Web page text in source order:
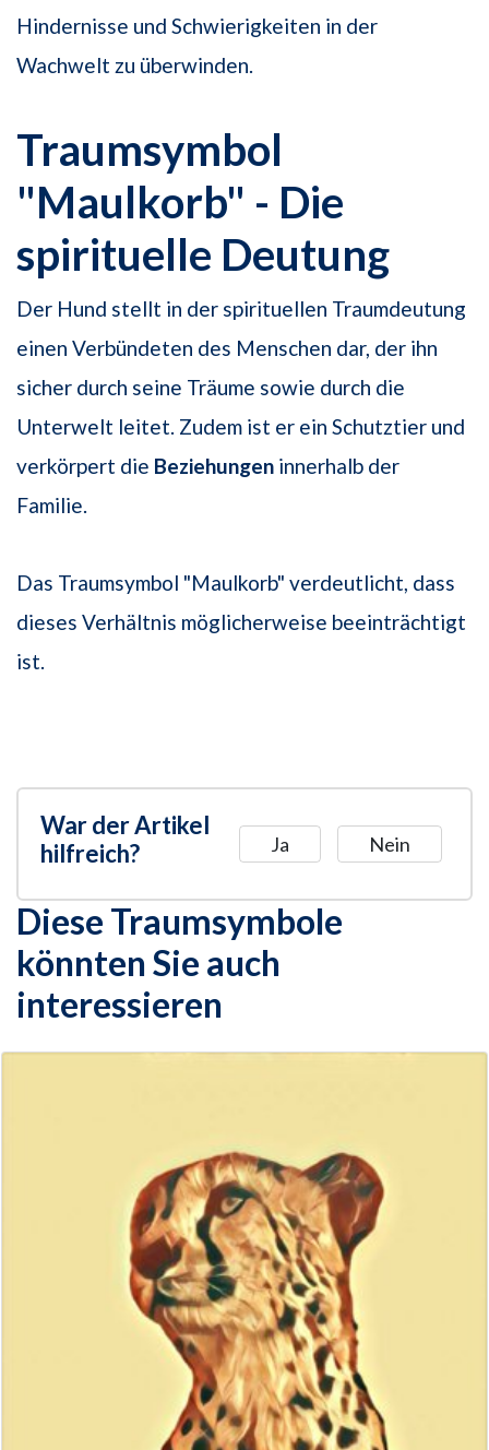
Hindernisse und Schwierigkeiten in der
Wachwelt zu überwinden.
Traumsymbol
"Maulkorb" - Die
spirituelle Deutung
Der Hund stellt in der spirituellen Traumdeutung
einen Verbündeten des Menschen dar, der ihn
sicher durch seine Träume sowie durch die
Unterwelt leitet. Zudem ist er ein Schutztier und
verkörpert die Beziehungen innerhalb der
Familie.
Das Traumsymbol "Maulkorb" verdeutlicht, dass
dieses Verhältnis möglicherweise beeinträchtigt
ist.
War der Artikel
hilfreich?
Ja Nein
Diese Traumsymbole
könnten Sie auch
interessieren